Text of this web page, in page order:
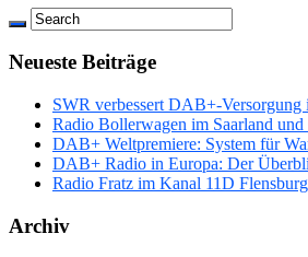
Neueste Beiträge
SWR verbessert DAB+-
Radio Bollerwagen im Saarland und
DAB+ Weltpremiere: System für
DAB+ Radio in Europa: Der
Radio Fratz im Kanal 11D
Archiv